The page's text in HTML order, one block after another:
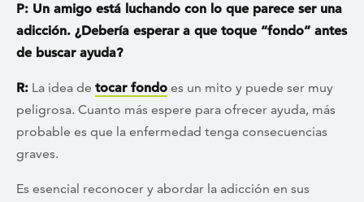
P: Un amigo está luchando con lo que parece ser una
adicción. ¿Debería esperar a que toque “fondo” antes
de buscar ayuda?
R: La idea de tocar fondo es un mito y puede ser muy
peligrosa. Cuanto más espere para ofrecer ayuda, más
probable es que la enfermedad tenga consecuencias
graves.
Es esencial reconocer y abordar la adicción en sus